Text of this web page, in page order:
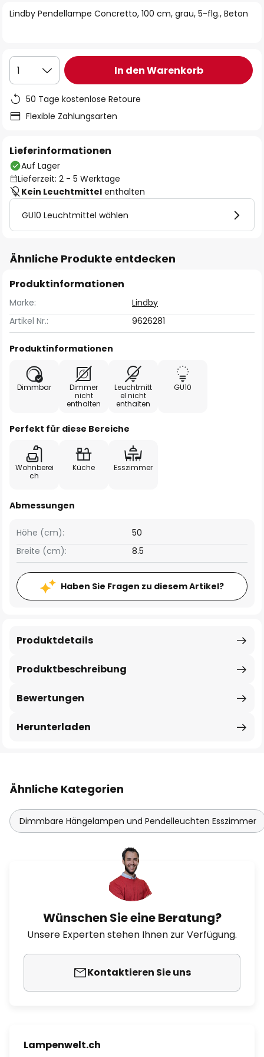
Lindby Pendellampe Concretto, 100 cm, grau, 5-flg., Beton
1 In den Warenkorb
50 Tage kostenlose Retoure
Flexible Zahlungsarten
Lieferinformationen
Auf Lager
Lieferzeit: 2 - 5 Werktage
Kein Leuchtmittel enthalten
GU10 Leuchtmittel wählen
Ähnliche Produkte entdecken
Produktinformationen
Marke:
Lindby
Artikel Nr.:
9626281
Produktinformationen
Dimmbar
Dimmer
nicht
enthalten
Leuchtmitt
el nicht
enthalten
GU10
Perfekt für diese Bereiche
Wohnberei
ch
Küche Esszimmer
Abmessungen
Breite (cm): 8.5
Höhe (cm): 50
Haben Sie Fragen zu diesem Artikel?
Produktbeschreibung
Produktdetails
Bewertungen
Herunterladen
Ähnliche Kategorien
Dimmbare Hängelampen und Pendelleuchten Esszimmer
Wünschen Sie eine Beratung?
Unsere Experten stehen Ihnen zur Verfügung.
Kontaktieren Sie uns
Lampenwelt.ch